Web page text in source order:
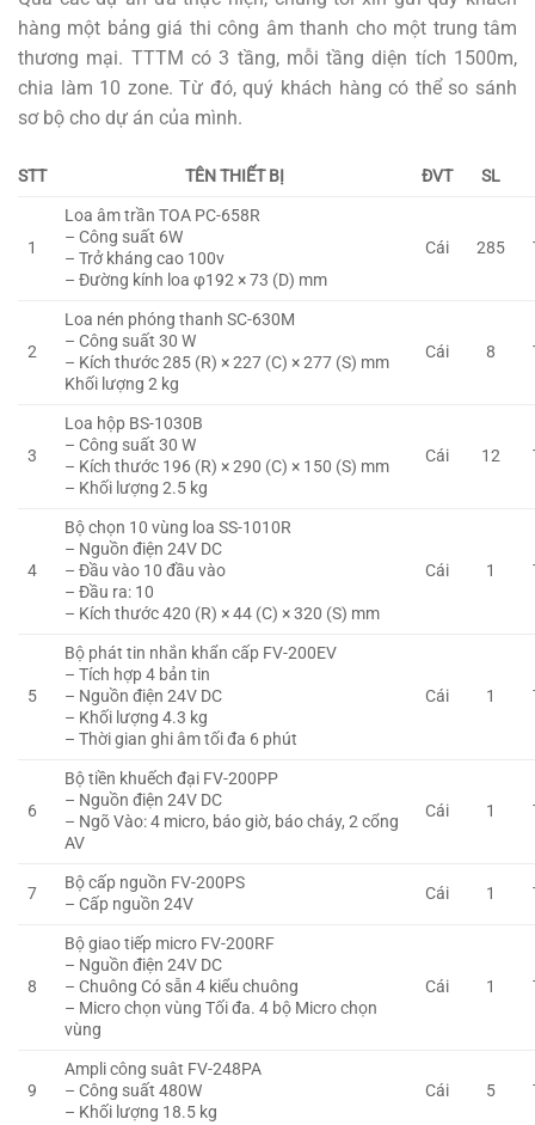
hàng một bảng giá thi công âm thanh cho một trung tâm
thương mại. TTTM có 3 tầng, mỗi tầng diện tích 1500m,
chia làm 10 zone. Từ đó, quý khách hàng có thể so sánh
sơ bộ cho dự án của mình.
STT TÊN THIẾT BỊ ĐVT SL
1
Loa âm trần TOA PC-658R
– Công suất 6W
– Trở kháng cao 100v
– Đường kính loa φ192 × 73 (D) mm
Cái 285
2
Loa nén phóng thanh SC-630M
– Công suất 30 W
– Kích thước 285 (R) × 227 (C) × 277 (S) mm
Khối lượng 2 kg
Cái 8
3
Loa hộp BS-1030B
– Công suất 30 W
– Kích thước 196 (R) × 290 (C) × 150 (S) mm
– Khối lượng 2.5 kg
Cái 12
4
Bộ chọn 10 vùng loa SS-1010R
– Nguồn điện 24V DC
– Đầu vào 10 đầu vào
– Đầu ra: 10
– Kích thước 420 (R) × 44 (C) × 320 (S) mm
Cái 1
5
Bộ phát tin nhắn khẩn cấp FV-200EV
– Tích hợp 4 bản tin
– Nguồn điện 24V DC
– Khối lượng 4.3 kg
– Thời gian ghi âm tối đa 6 phút
Cái 1
6
Bộ tiền khuếch đại FV-200PP
– Nguồn điện 24V DC
– Ngõ Vào: 4 micro, báo giờ, báo cháy, 2 cổng
AV
Cái 1
7
Bộ cấp nguồn FV-200PS
– Cấp nguồn 24V
Cái 1
8
Bộ giao tiếp micro FV-200RF
– Nguồn điện 24V DC
– Chuông Có sẵn 4 kiểu chuông
– Micro chọn vùng Tối đa. 4 bộ Micro chọn
vùng
Cái 1
9
Ampli công suât FV-248PA
– Công suất 480W
– Khối lượng 18.5 kg
Cái 5